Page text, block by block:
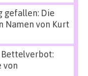
gefallen: Die
Namen von Kurt
von